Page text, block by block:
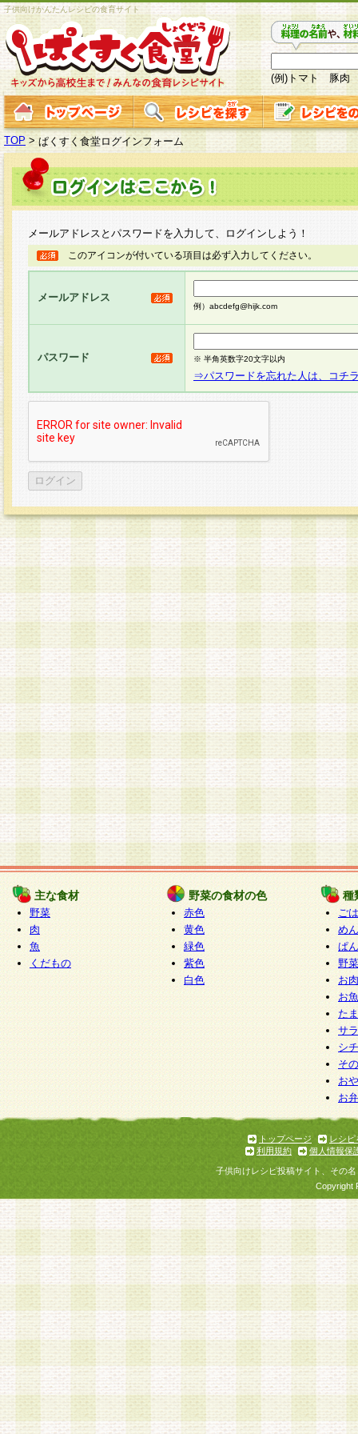
子供向けかんたんレシピの食育サイト
(例)トマト 豚肉
TOP > ぱくすく食堂ログインフォーム
メールアドレスとパスワードを入力して、ログインしよう！
このアイコンが付いている項目は必ず入力してください。
メールアドレス
例）abcdefg@hijk.com
パスワード ※ 半角英数字20文字以内
⇒パスワードを忘れた人は、コチ
主な食材
野菜
肉
魚
くだもの
野菜の食材の色
赤色
黄色
緑色
紫色
白色
種
ご
めん
ぱん
野
お
お
た
サ
シ
そ
お
お
トップページ
レシピ
利用規約
個人情報保
子供向けレシピ投稿サイト、その
Copyright